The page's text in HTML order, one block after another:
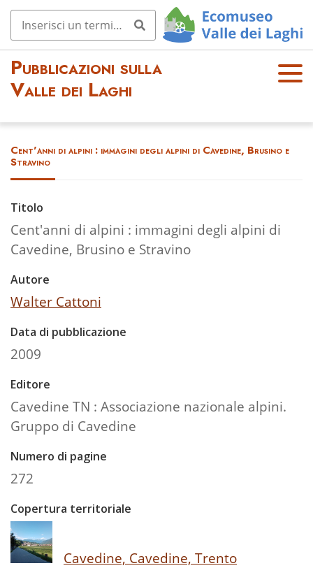
Pubblicazioni sulla
Valle dei Laghi
OPE
Cent'anni di alpini : immagini degli alpini di Cavedine, Brusino e
Stravino
Titolo
Cent'anni di alpini : immagini degli alpini di
Cavedine, Brusino e Stravino
Autore
Walter Cattoni
Data di pubblicazione
2009
Editore
Cavedine TN : Associazione nazionale alpini.
Gruppo di Cavedine
Numero di pagine
272
Copertura territoriale
Cavedine, Cavedine, Trento